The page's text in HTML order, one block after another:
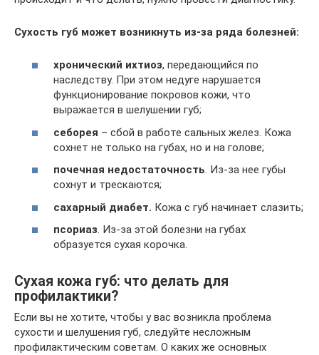
Сухость губ может возникнуть из-за ряда болезней:
хронический ихтиоз, передающийся по
наследству. При этом недуге нарушается
функционирование покровов кожи, что
выражается в шелушении губ;
себорея – сбой в работе сальных желез. Кожа
сохнет не только на губах, но и на голове;
почечная недостаточность. Из-за нее губы
сохнут и трескаются;
сахарный диабет. Кожа с губ начинает слазить;
псориаз. Из-за этой болезни на губах
образуется сухая корочка.
Сухая кожа губ: что делать для
профилактики?
Если вы не хотите, чтобы у вас возникла проблема
сухости и шелушения губ, следуйте несложным
профилактическим советам. О каких же основных